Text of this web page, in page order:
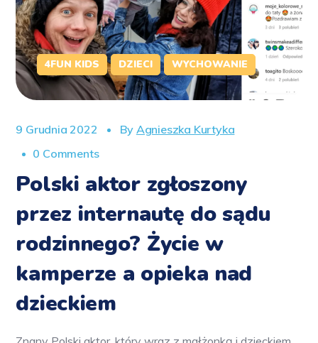
4FUN KIDS DZIECI WYCHOWANIE
9 Grudnia 2022 By Agnieszka Kurtyka
0 Comments
Polski aktor zgłoszony
przez internautę do sądu
rodzinnego? Życie w
kamperze a opieka nad
dzieckiem